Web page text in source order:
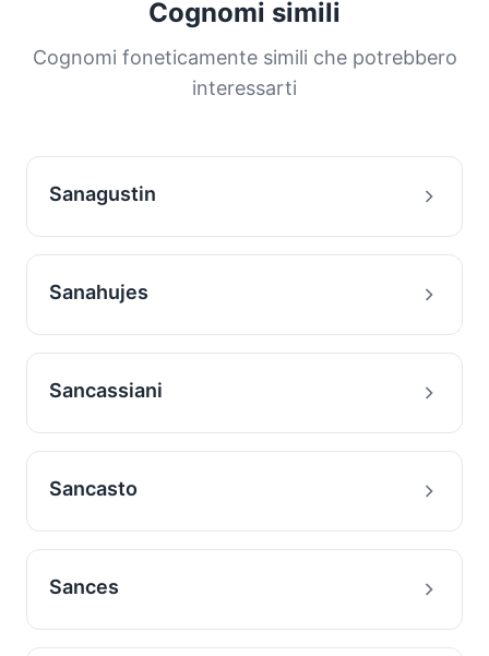
distribuzione ci aiuta a comprendere le origini
e la storia migratoria delle famiglie con questo
Cognomi simili
Cognomi foneticamente simili che potrebbero
interessarti
Sanagustin
Sanahujes
Sancassiani
Sancasto
Sances